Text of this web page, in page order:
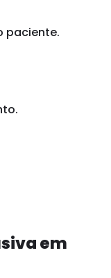
paciente.
em